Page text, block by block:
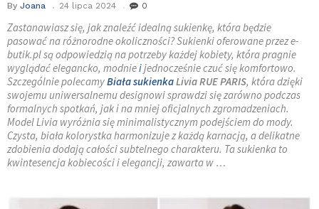
By Joana 24 lipca 2024 0
Zastanawiasz się, jak znaleźć idealną sukienkę, która będzie
pasować na różnorodne okoliczności? Sukienki oferowane przez e-
butik.pl są odpowiedzią na potrzeby każdej kobiety, która pragnie
wyglądać elegancko, modnieijednocześnie czuć się komfortowo.
Szczególnie polecamyBiała sukienkaLivia RUE PARIS, która dzięki
swojemu uniwersalnemu designowi sprawdzi się zarówno podczas
formalnych spotkań, jak i na mniej oficjalnych zgromadzeniach.
Model Livia wyróżnia się minimalistycznym podejściem do mody.
Czysta, biała kolorystka harmonizuje z każdą karnacją, a delikatne
zdobienia dodają całości subtelnego charakteru. Ta sukienka to
kwintesencja kobiecości i elegancji, zawarta w …